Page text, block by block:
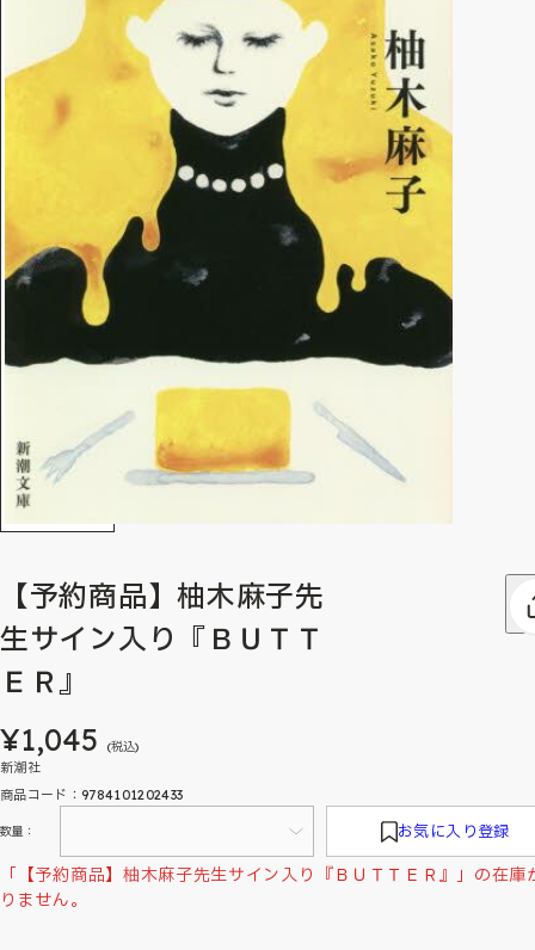
【予約商品】柚木麻子先
生サイン入り『ＢＵＴＴ
ＥＲ』
¥1,045 (税込)
新潮社
商品コード：9784101202433
数量： お気に入り登録
「【予約商品】柚木麻子先生サイン入り『ＢＵＴＴＥＲ』」の在庫
りません。